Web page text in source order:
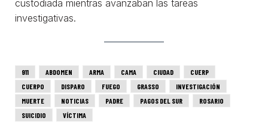
custodiada mientras avanzaban las tareas
investigativas.
911 ABDOMEN ARMA CAMA CIUDAD
CUERP
CUERPO
DISPARO FUEGO GRASSO
INVESTIGACIÓN
MUERTE
NOTICIAS PADRE PAGOS DEL SUR
ROSARIO
SUICIDIO
VÍCTIMA